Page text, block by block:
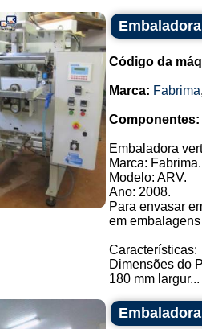
Código da
Marca: Fabrima
Componentes:
Embaladora
Marca: Fabrima.
Modelo: ARV.
Ano: 2008.
Para envasar
em
Características:
Dimensões do
180 mm largur...